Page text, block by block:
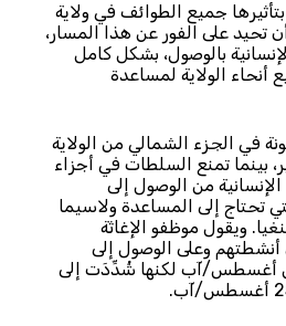
جميع الطوائف في ولاية
تحيد على الفور عن هذا المسار،
بالوصول، بشكل كامل
الولاية لمساعدة
في الجزء الشمالي من الولاية
بينما تمنع السلطات في أجزاء
الإنسانية من الوصول إلى
تحتاج إلى المساعدة ولاسيما
ويقول موظفو الإغاثة
أنشطتهم وعلى الوصول إلى
أغسطس/آب لكنها شُدِّدَت إلى